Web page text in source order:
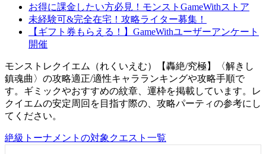
お得に課金したい方必見！モンストGameWithストア
未経験可&完全在宅！攻略ライター募集！
【ギフト券もらえる！】GameWithユーザーアンケート
開催
モンストレクイエム（れくいえむ）【轟絶/究極】〈解きし
鎮魂曲〉の攻略適正/適性キャラランキングや攻略手順で
す。ギミックやおすすめの紋章、運枠を掲載しています。レ
クイエムの安定周回を目指す際の、攻略パーティの参考にし
てください。
絶級トーナメントの対象クエスト一覧